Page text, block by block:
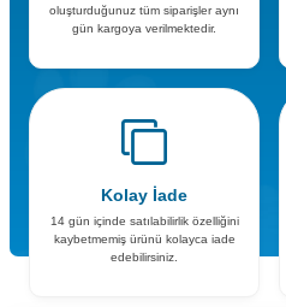
oluşturduğunuz tüm siparişler aynı
gün kargoya verilmektedir.
Kolay İade
14 gün içinde satılabilirlik özelliğini
kaybetmemiş ürünü kolayca iade
edebilirsiniz.